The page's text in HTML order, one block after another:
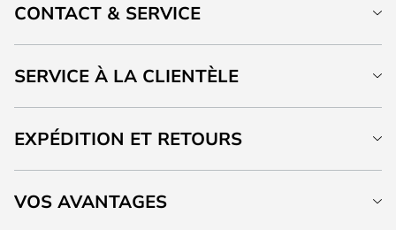
CONTACT & SERVICE
SERVICE À LA CLIENTÈLE
EXPÉDITION ET RETOURS
VOS AVANTAGES